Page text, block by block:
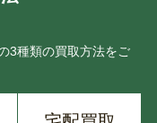
3種類の買取方法をご